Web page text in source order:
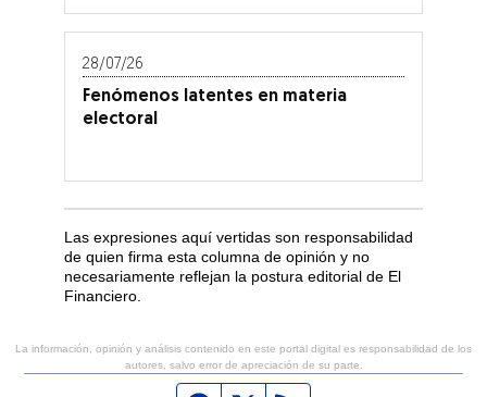
28/07/26
Fenómenos latentes en materia
electoral
Las expresiones aquí vertidas son responsabilidad
de quien firma esta columna de opinión y no
necesariamente reflejan la postura editorial de El
Financiero.
La información, opinión y análisis contenido en este portal digital es responsabilidad de los
autores, salvo error de apreciación de su parte.